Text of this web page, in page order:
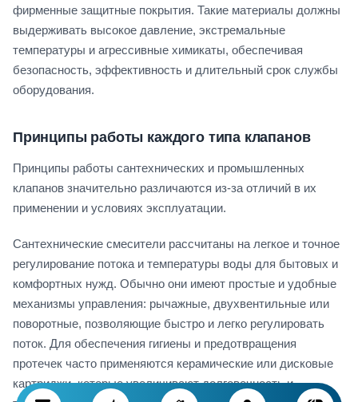
фирменные защитные покрытия. Такие материалы должны
выдерживать высокое давление, экстремальные
температуры и агрессивные химикаты, обеспечивая
безопасность, эффективность и длительный срок службы
оборудования.
Принципы работы каждого типа клапанов
Принципы работы сантехнических и промышленных
клапанов значительно различаются из-за отличий в их
применении и условиях эксплуатации.
Сантехнические смесители рассчитаны на легкое и точное
регулирование потока и температуры воды для бытовых и
комфортных нужд. Обычно они имеют простые и удобные
механизмы управления: рычажные, двухвентильные или
поворотные, позволяющие быстро и легко регулировать
поток. Для обеспечения гигиены и предотвращения
протечек часто применяются керамические или дисковые
картриджи, которые увеличивают долговечность и